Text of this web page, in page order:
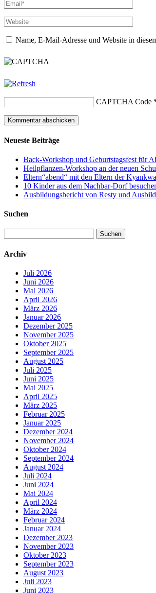
Name, E-Mail-Adresse und Website in
CAPTCHA Code
Neueste Beiträge
Back-Workshop und Geburtstagsfest für
Heilpflanzen-Workshop an der neuen
Eltern“abend“ mit den Eltern der
10 Kinder aus dem Nachbar-Dorf
Ausbildungsbericht von Resty und
Suchen
nach:
Archiv
Juli 2026
Juni 2026
Mai 2026
April 2026
März 2026
Januar 2026
Dezember 2025
November 2025
Oktober 2025
September 2025
August 2025
Juli 2025
Juni 2025
Mai 2025
April 2025
März 2025
Februar 2025
Januar 2025
Dezember 2024
November 2024
Oktober 2024
September 2024
August 2024
Juli 2024
Juni 2024
Mai 2024
April 2024
März 2024
Februar 2024
Januar 2024
Dezember 2023
November 2023
Oktober 2023
September 2023
August 2023
Juli 2023
Juni 2023